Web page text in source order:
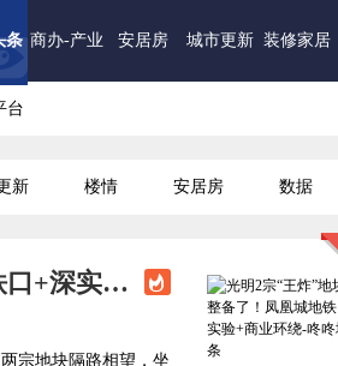
条 商办-产业 安居房 城市更新 装修家居
台
新 楼情 安居房 数据
光明2宗“王炸”地块启动整备了！凤凰城地铁口+深实验+商业环绕
宗地块隔路相望，坐